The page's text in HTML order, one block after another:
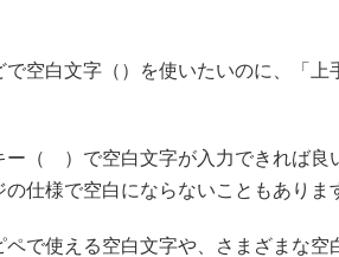
空白文字（ㅤ）を使いたいのに、「
ー（ ）で空白文字が入力できれば良
の仕様で空白にならないこともありま
ペで使える空白文字や、さまざまな